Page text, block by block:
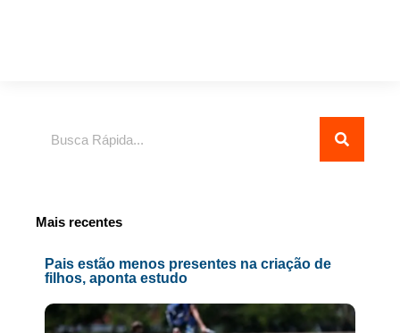
Mais recentes
Pais estão menos presentes na criação de
filhos, aponta estudo